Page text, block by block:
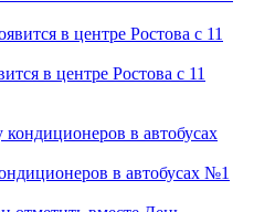
в центре Ростова с 11
в автобусах №1